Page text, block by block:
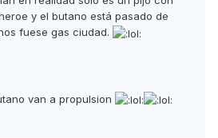
y el butano está pasado de
fuese gas ciudad.
van a propulsion